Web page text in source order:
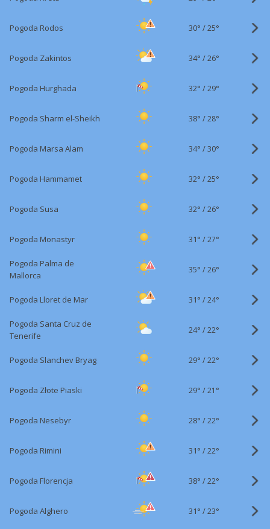
Pogoda Rodos 30° /25°
Pogoda Zakintos 34° /26°
Pogoda Hurghada 32° /29°
Pogoda Sharm el-Sheikh 38° /28°
Pogoda Marsa Alam 34° /30°
Pogoda Hammamet 32° /25°
Pogoda Susa 32° /26°
Pogoda Monastyr 31° /27°
Pogoda Palma de
Mallorca
35° /26°
Pogoda Lloret de Mar 31° /24°
Pogoda Santa Cruz de
Tenerife
24° /22°
Pogoda Slanchev Bryag 29° /22°
Pogoda Złote Piaski 29° /21°
Pogoda Nesebyr 28° /22°
Pogoda Rimini 31° /22°
Pogoda Florencja 38° /22°
Pogoda Alghero 31° /23°